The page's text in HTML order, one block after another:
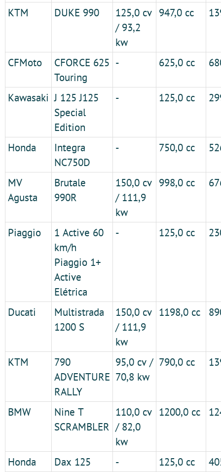
KTM DUKE 990
125,0 cv
/ 93,2
kw
947,0 cc
CFMoto
CFORCE 625
Touring
- 625,0 cc
Kawasaki J 125 J125
Special
Edition
- 125,0 cc
Honda
Integra
NC750D
- 750,0 cc
MV
Agusta
Brutale
990R
150,0 cv
/ 111,9
kw
998,0 cc
Piaggio
1 Active 60
km/h
Piaggio 1+
Active
Elétrica
- 125,0 cc
Ducati
Multistrada
1200 S
150,0 cv
/ 111,9
kw
1198,0 cc
KTM
790
ADVENTURE
RALLY
95,0 cv /
70,8 kw
790,0 cc
BMW
Nine T
SCRAMBLER
110,0 cv
/ 82,0
kw
1200,0 cc
Honda Dax 125 - 125,0 cc